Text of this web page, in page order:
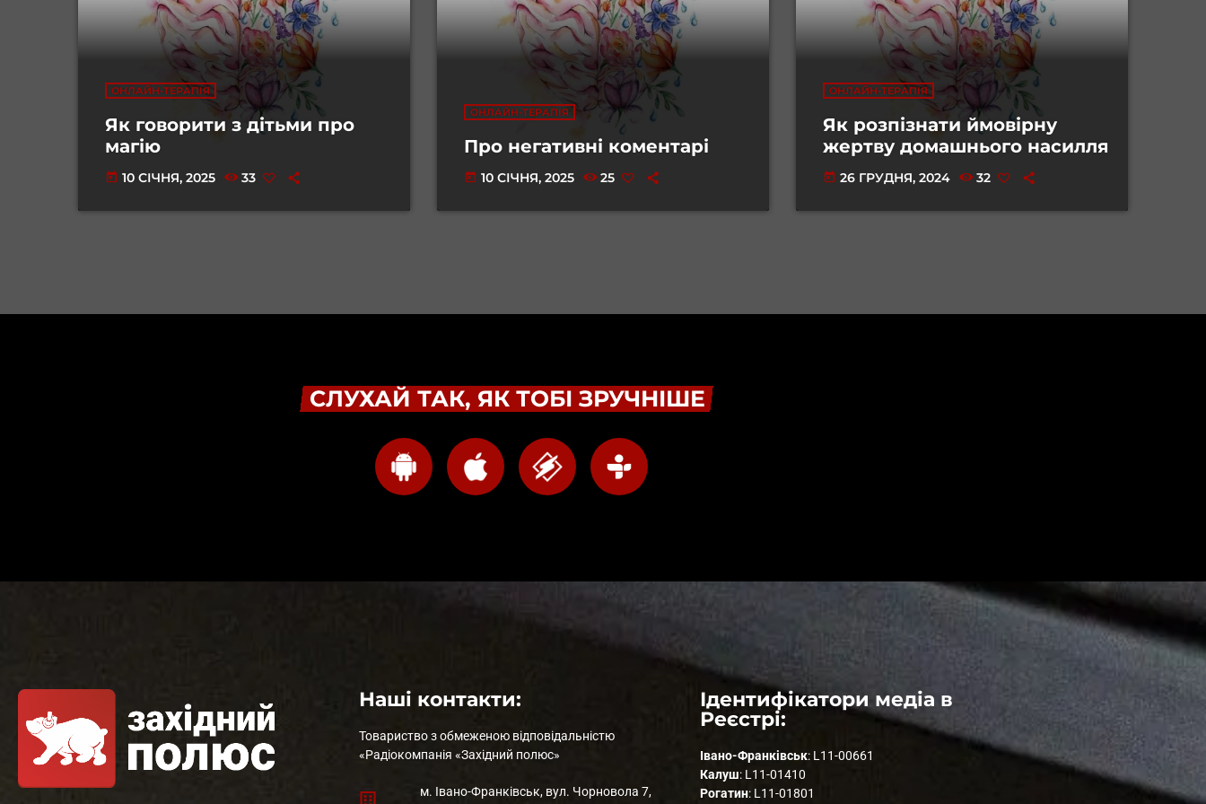
ОНЛАЙН-ТЕРАПІЯ
Як говорити з дітьми про
магію
today 10 СІЧНЯ, 2025 33
ОНЛАЙН-ТЕРАПІЯ
Про негативні коментарі
today 10 СІЧНЯ, 2025 25
ОНЛАЙН-ТЕРАПІЯ
Як розпізнати ймовірну
жертву домашнього насилля
today 26 ГРУДНЯ, 2024 32
СЛУХАЙ ТАК, ЯК ТОБІ ЗРУЧНІШЕ
Наші контакти:
Товариство з обмеженою відповідальністю
«Радіокомпанія «Західний полюс»
м. Івано-Франківськ, вул. Чорновола 7,
Ідентифікатори медіа в
Реєстрі:
Івано-Франківськ: L11-00661
Калуш: L11-01410
Рогатин: L11-01801